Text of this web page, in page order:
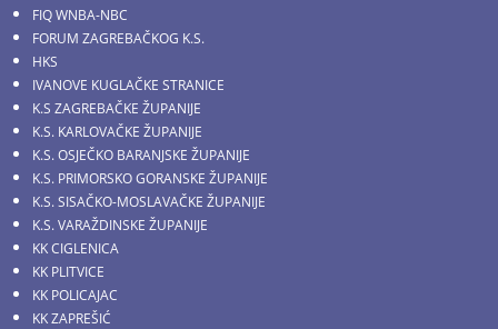
FIQ WNBA-NBC
FORUM ZAGREBAČKOG K.S.
HKS
IVANOVE KUGLAČKE STRANICE
K.S ZAGREBAČKE ŽUPANIJE
K.S. KARLOVAČKE ŽUPANIJE
K.S. OSJEČKO BARANJSKE ŽUPANIJE
K.S. PRIMORSKO GORANSKE ŽUPANIJE
K.S. SISAČKO-MOSLAVAČKE ŽUPANIJE
K.S. VARAŽDINSKE ŽUPANIJE
KK CIGLENICA
KK PLITVICE
KK POLICAJAC
KK ZAPREŠIĆ